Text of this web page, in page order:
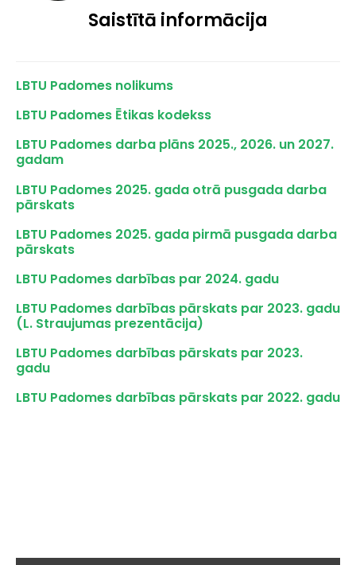
Saistītā informācija
LBTU Padomes nolikums
LBTU Padomes Ētikas kodekss
LBTU Padomes darba plāns 2025., 2026. un 2027.
gadam
LBTU Padomes 2025. gada otrā pusgada darba
pārskats
LBTU Padomes 2025. gada pirmā pusgada darba
pārskats
LBTU Padomes darbības par 2024. gadu
LBTU Padomes darbības pārskats par 2023. gadu
(L. Straujumas prezentācija)
LBTU Padomes darbības pārskats par 2023.
gadu
LBTU Padomes darbības pārskats par 2022. gadu